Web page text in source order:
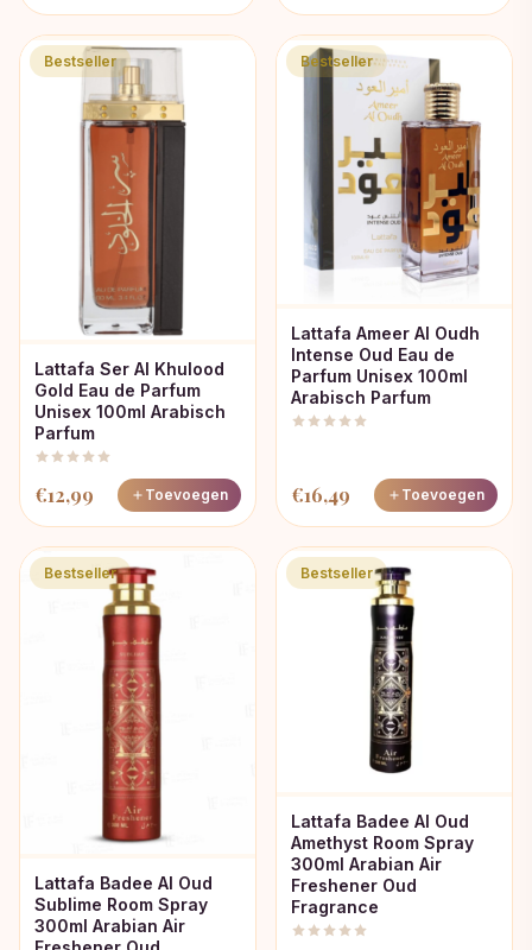
Bestseller
Lattafa Ser Al Khulood
Gold Eau de Parfum
Unisex 100ml Arabisch
Parfum
€12,99 Toevoegen
Bestseller
Lattafa Ameer Al Oudh
Intense Oud Eau de
Parfum Unisex 100ml
Arabisch Parfum
€16,49 Toevoegen
Bestseller
Lattafa Badee Al Oud
Sublime Room Spray
300ml Arabian Air
Bestseller
Lattafa Badee Al Oud
Amethyst Room Spray
300ml Arabian Air
Freshener Oud
Fragrance